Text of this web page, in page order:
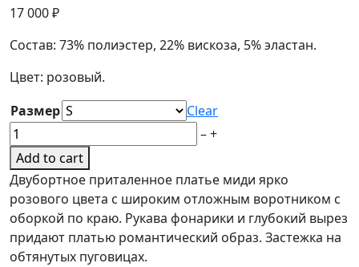
17 000₽
Состав: 73% полиэстер, 22% вискоза, 5% эластан.
Цвет: розовый.
Размер
Clear
Платье
миди
с
белым
воротником
quantity
–+
Add to cart
Двубортное приталенное платье миди ярко
розового цвета с широким отложным воротником с
оборкой по краю. Рукава фонарики и глубокий вырез
придают платью романтический образ. Застежка на
обтянутых пуговицах.